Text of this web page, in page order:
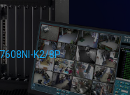
K2/8P